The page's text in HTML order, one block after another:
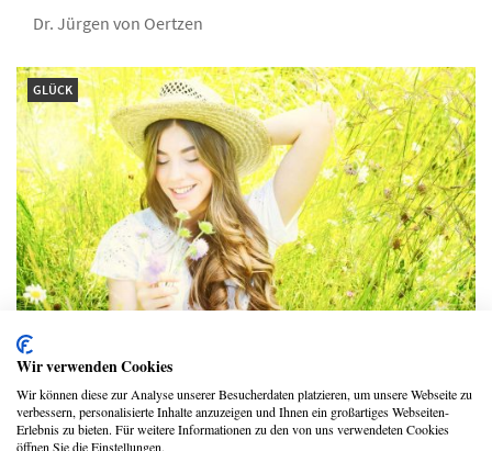
Dr. Jürgen von Oertzen
GLÜCK
7 Dinge, die glückliche Menschen besser
machen
Jutta Echterhoff
Wir verwenden Cookies
Wir können diese zur Analyse unserer Besucherdaten platzieren, um unsere Webseite zu
verbessern, personalisierte Inhalte anzuzeigen und Ihnen ein großartiges Webseiten-
Erlebnis zu bieten. Für weitere Informationen zu den von uns verwendeten Cookies
öffnen Sie die Einstellungen.